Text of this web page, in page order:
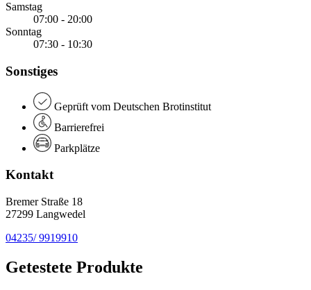
Samstag
07:00 - 20:00
Sonntag
07:30 - 10:30
Sonstiges
Geprüft vom Deutschen Brotinstitut
Barrierefrei
Parkplätze
Kontakt
Bremer Straße 18
27299 Langwedel
04235/ 9919910
Getestete Produkte